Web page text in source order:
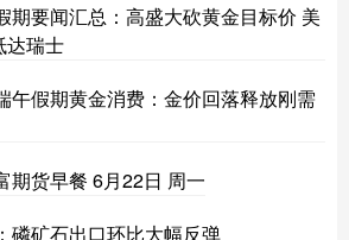
期要闻汇总：高盛大砍黄金目标价 美
达瑞士
午假期黄金消费：金价回落释放刚需
期货早餐 6月22日 周一
磷矿石出口环比大幅反弹